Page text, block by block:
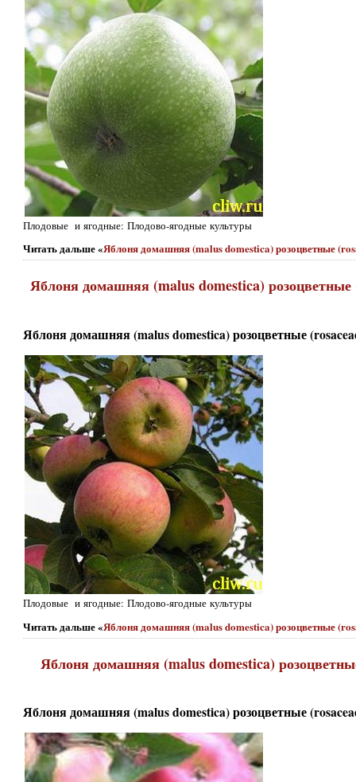
Плодовые и ягодные: Плодово-ягодные культуры
Читать дальше «Яблоня домашняя (malus domestica) розоцветные
Яблоня домашняя (malus domestica) розоцветные
Яблоня домашняя (malus domestica) розоцветные
Плодовые и ягодные: Плодово-ягодные культуры
Читать дальше «Яблоня домашняя (malus domestica) розоцветные
Яблоня домашняя (malus domestica)
Яблоня домашняя (malus domestica) розоцветные